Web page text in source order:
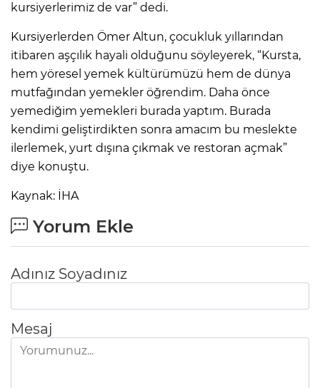
kursiyerlerimiz de var” dedi.
Kursiyerlerden Ömer Altun, çocukluk yıllarından
itibaren aşçılık hayali olduğunu söyleyerek, “Kursta,
hem yöresel yemek kültürümüzü hem de dünya
mutfağından yemekler öğrendim. Daha önce
yemediğim yemekleri burada yaptım. Burada
kendimi geliştirdikten sonra amacım bu meslekte
ilerlemek, yurt dışına çıkmak ve restoran açmak”
diye konuştu.
Kaynak: İHA
Yorum Ekle
Adınız Soyadınız
Mesaj